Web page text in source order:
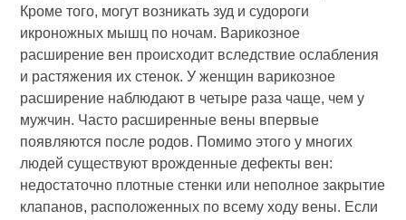
Кроме того, могут возникать зуд и судороги
икроножных мышц по ночам. Варикозное
расширение вен происходит вследствие ослабления
и растяжения их стенок. У женщин варикозное
расширение наблюдают в четыре раза чаще, чем у
мужчин. Часто расширенные вены впервые
появляются после родов. Помимо этого у многих
людей существуют врожденные дефекты вен:
недостаточно плотные стенки или неполное закрытие
клапанов, расположенных по всему ходу вены. Если